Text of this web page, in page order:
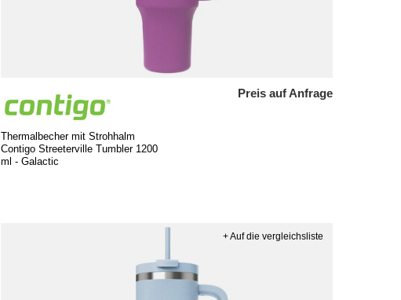
Thermalbecher mit Strohhalm
Contigo Streeterville Tumbler 1200
ml - Galactic
Preis auf Anfrage
+ Auf die vergleichsliste